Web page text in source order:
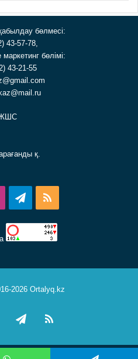
бөлмесі:
43-57-78,
бөлімі:
43-21-55
ЖШС
қ.
Telegram
2026 Ortalyq.kz
Telegram